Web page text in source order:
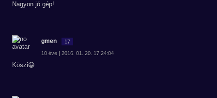
Nagyon jó gép!
gmen 17
10 éve | 2016. 01. 20. 17:24:04
Köszi😀